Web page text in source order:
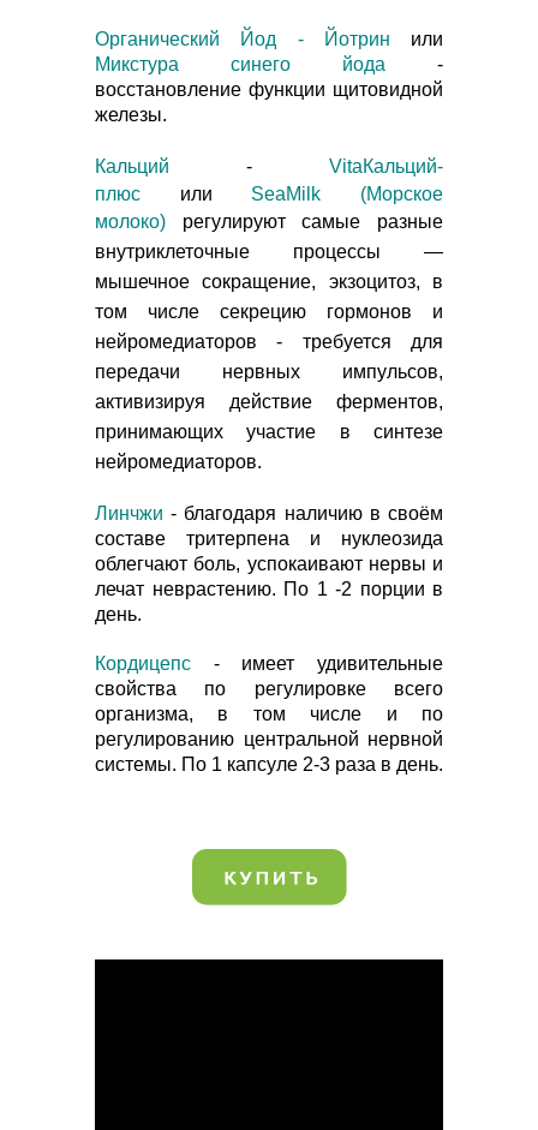
Органический Йод -Йотрин или
Микстура синего йода -
восстановление функции щитовидной
железы.
Кальций - VitaКальций-
плюс
или
SeaMilk (Морское
молоко)
регулируют самые разные
внутриклеточные процессы —
мышечное сокращение, экзоцитоз, в
том числе секрецию гормонов и
нейромедиаторов - требуется для
передачи нервных импульсов,
активизируя действие ферментов,
принимающих участие в синтезе
нейромедиаторов.
Линчжи - благодаря наличию в своём
составе тритерпена и нуклеозида
облегчают боль, успокаивают нервы и
лечат неврастению. По 1 -2 порции в
день.
Кордицепс - имеет удивительные
свойства по регулировке всего
организма, в том числе и по
регулированию центральной нервной
системы. По 1 капсуле 2-3 раза в день.